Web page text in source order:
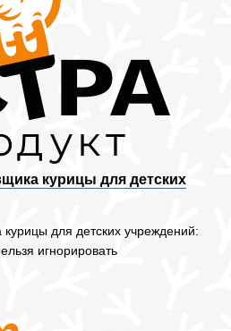
курицы для детских
для детских учреждений:
игнорировать